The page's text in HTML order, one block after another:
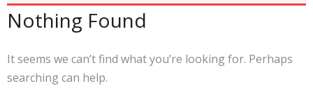
Nothing Found
It seems we can’t find what you’re looking for. Perhaps
searching can help.